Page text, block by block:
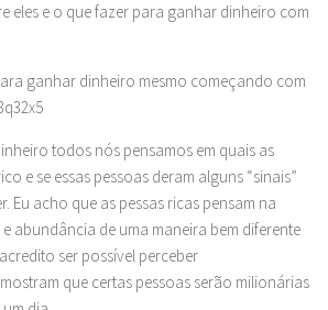
eles e o que fazer para ganhar dinheiro com
ganhar dinheiro mesmo começando com
todos nós pensamos em quais as
e se essas pessoas deram alguns “sinais”
Eu acho que as pessas ricas pensam na
abundância de uma maneira bem diferente
ser possível perceber
que certas pessoas serão milionárias